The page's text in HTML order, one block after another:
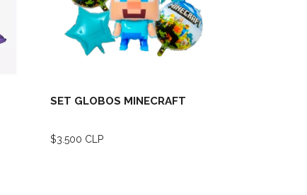
SET GLOBOS MINECRAFT
Ver detalles
$3.500 CLP